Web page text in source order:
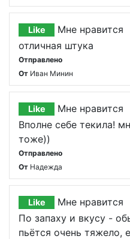
Like
Мне нравится
отличная штука
Отправлено
От Иван Минин
Like
Мне нравится
Вполне себе текила!
тоже))
Отправлено
От Надежда
Like
Мне нравится
По запаху и вкусу -
пьётся очень тяжело,